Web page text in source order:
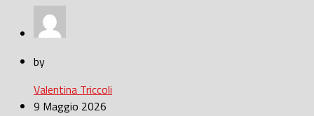
by
Valentina Triccoli
9 Maggio 2026